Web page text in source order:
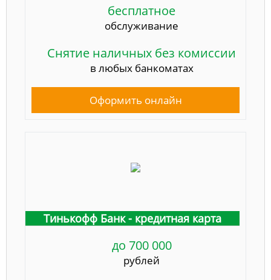
бесплатное
обслуживание
Снятие наличных без комиссии
в любых банкоматах
Оформить онлайн
Тинькофф Банк - кредитная карта
до 700 000
рублей